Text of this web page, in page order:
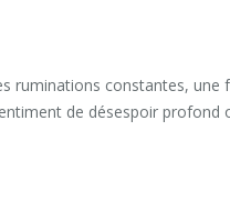
ruminations constantes,
de désespoir profond